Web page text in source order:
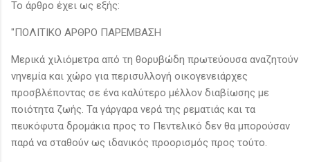
Το άρθρο έχει ως εξής:
"ΠΟΛΙΤΙΚΟ ΑΡΘΡΟ ΠΑΡΕΜΒΑΣΗ
Μερικά χιλιόμετρα από τη θορυβώδη πρωτεύουσα αναζητούν
νηνεμία και χώρο για περισυλλογή οικογενειάρχες
προσβλέποντας σε ένα καλύτερο μέλλον διαβίωσης με
ποιότητα ζωής. Τα γάργαρα νερά της ρεματιάς και τα
πευκόφυτα δρομάκια προς το Πεντελικό δεν θα μπορούσαν
παρά να σταθούν ως ιδανικός προορισμός προς τούτο.